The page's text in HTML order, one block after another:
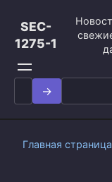
контенту
SEC-
1275-1
Search
for:
Главная страница